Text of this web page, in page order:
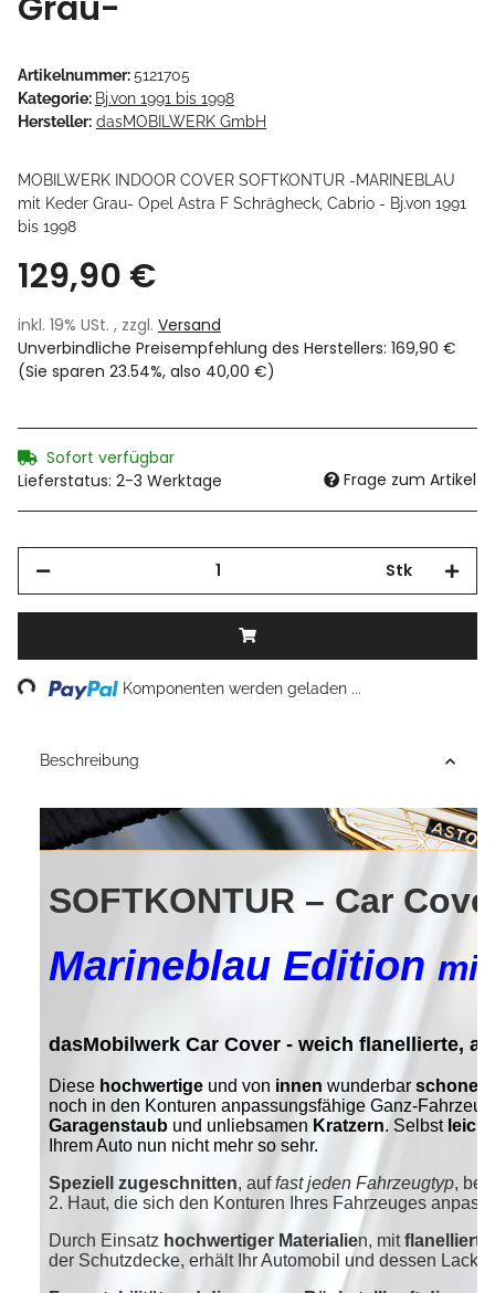
Artikelnummer:5121705
Kategorie: Bj.von 1991 bis 1998
Hersteller: dasMOBILWERK GmbH
MOBILWERK INDOOR COVER SOFTKONTUR -MARINEBLAU
mit Keder Grau- Opel Astra F Schrägheck, Cabrio - Bj.von 1991
bis 1998
129,90 €
inkl. 19% USt. , zzgl. Versand
Unverbindliche Preisempfehlung des Herstellers: 169,90 €
(Sie sparen 23.54%, also 40,00 €)
Sofort verfügbar
Lieferstatus: 2-3 Werktage
Frage zum Artikel
Stk
Loading... Komponenten werden geladen ...
Beschreibung